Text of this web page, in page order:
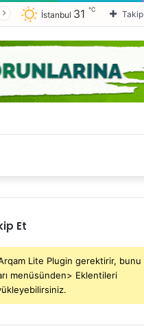
Takip
İstanbul 31 ℃
Et
Lite Plugin gerektirir, bunu
menüsünden> Eklentileri